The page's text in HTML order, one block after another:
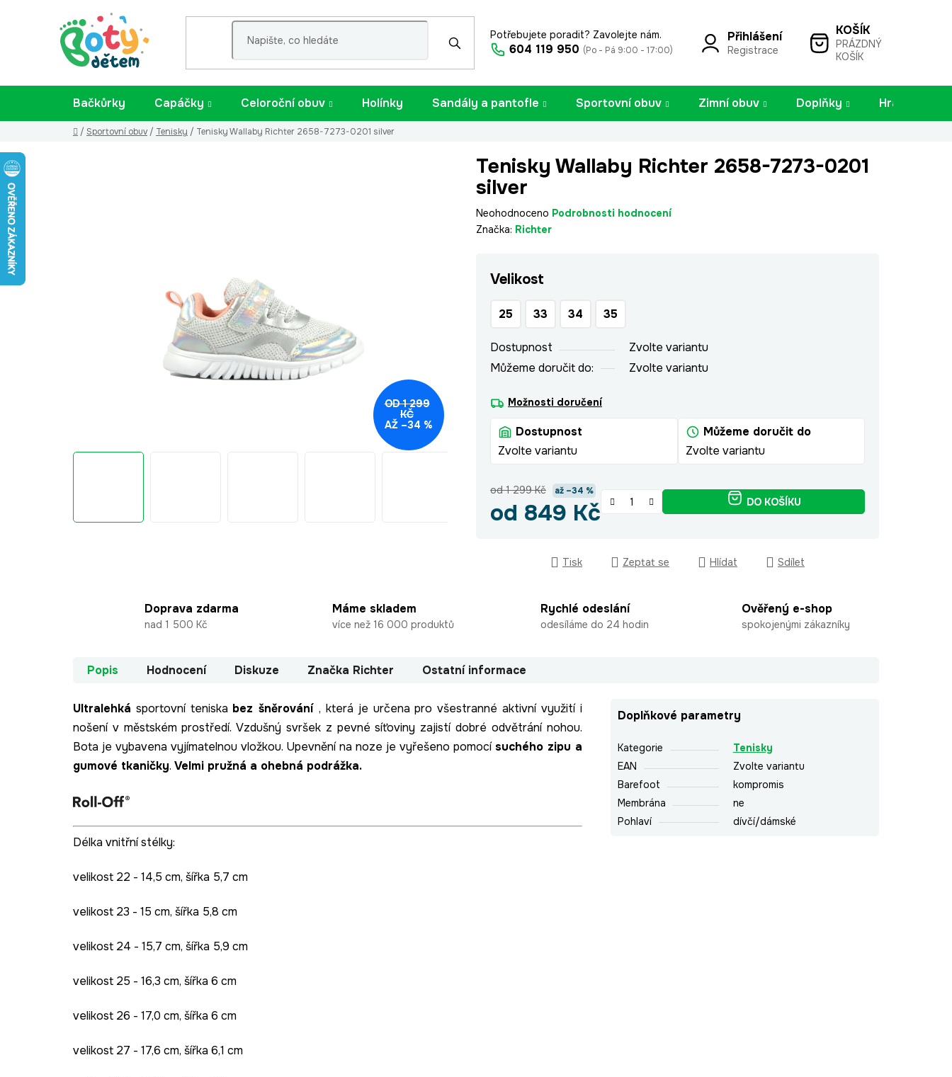
Potřebujete poradit? Zavolejte nám.
604 119 950 (Po - Pá 9:00 - 17:00)
Přihlášení
Registrace
NÁKUPNÍ
KOŠÍK
PRÁZDNÝ
KOŠÍK
Bačkůrky Capáčky Celoroční obuv Holínky Sandály a pantofle Sportovní obuv Zimní obuv Doplňky Hračky
Domů
/ Sportovní obuv / Tenisky / Tenisky Wallaby Richter 2658-7273-0201 silver
Tenisky Wallaby Richter 2658-7273-0201
silver
Průměrné
hodnocení
0,0
Neohodnoceno Podrobnosti hodnocení
Značka: Richter
Velikost
25 33 34 35
Dostupnost
Zvolte variantu
Můžeme doručit do:
Zvolte variantu
Možnosti doručení
Dostupnost
Zvolte variantu
Můžeme doručit do
Zvolte variantu
od 1 299 Kč až –34 %
od 849 Kč DO KOŠÍKU
Tisk Zeptat se Hlídat Sdílet
OD 1 299
KČ
AŽ –34 %
Doprava zdarma
nad 1 500 Kč
Máme skladem
více než 16 000 produktů
Rychlé odeslání
odesíláme do 24 hodin
Ověřený e-shop
spokojenými zákazníky
Popis Hodnocení Diskuze Značka Richter Ostatní informace
Ultralehká sportovní teniska bez šněrování, která je určena pro všestranné aktivní využití i
nošení v městském prostředí. Vzdušný svršek z pevné síťoviny zajistí dobré odvětrání nohou.
Bota je vybavena vyjímatelnou vložkou. Upevnění na noze je vyřešeno pomocísuchého zipu a
gumové tkaničky. Velmi pružná a ohebná podrážka.
Délka vnitřní stélky:
velikost 22 - 14,5 cm, šířka 5,7 cm
velikost 23 - 15 cm, šířka 5,8 cm
velikost 24 - 15,7 cm, šířka 5,9 cm
velikost 25 - 16,3 cm, šířka 6 cm
velikost 26 - 17,0 cm, šířka 6 cm
velikost 27 - 17,6 cm, šířka 6,1 cm
Doplňkové parametry
Kategorie
Tenisky
EAN
Zvolte variantu
Barefoot
kompromis
Membrána
ne
Pohlaví
dívčí/dámské